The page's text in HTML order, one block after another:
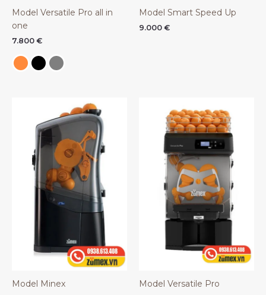
Model Versatile Pro all in
one
7.800 €
Model Smart Speed Up
9.000 €
Model Minex Model Versatile Pro